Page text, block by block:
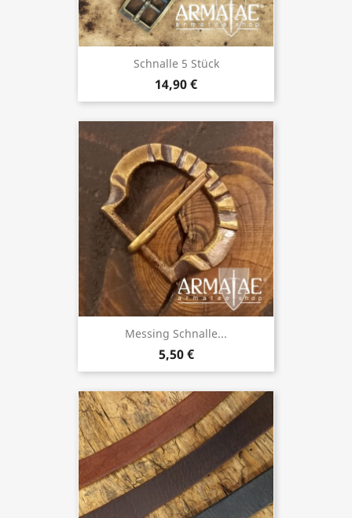
Schnalle 5 Stück
14,90 €
Messing Schnalle...
5,50 €